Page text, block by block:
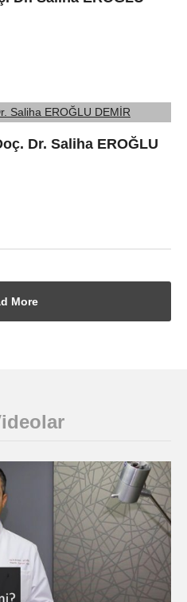
Dr. Saliha EROĞLU
More